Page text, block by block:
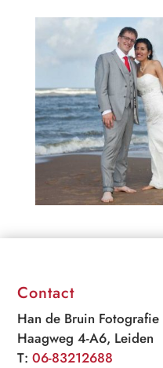
Contact
Han de Bruin Fotografie
Haagweg 4-A6, Leiden
T:06-83212688